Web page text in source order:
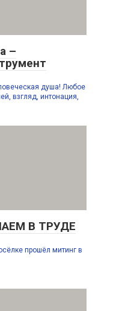
–
душа! Любое
взгляд, интонация,
В ТРУДЕ
прошёл митинг в